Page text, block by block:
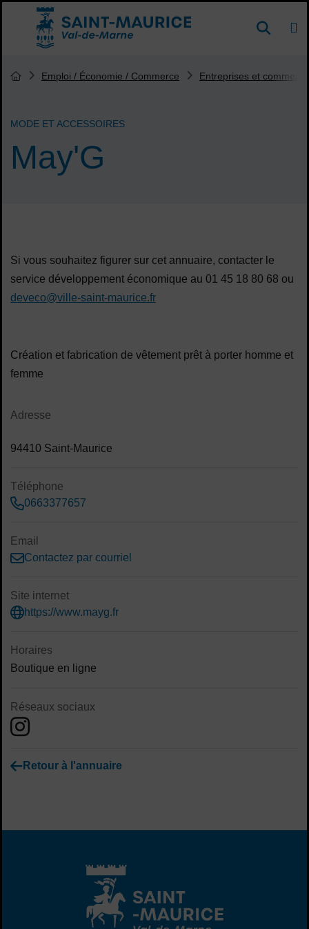
Menu de raccourcis
Accueil ville de Saint-Maurice DE
May'G
MODE ET ACCESSOIRES
Vous êtes ici :
Page d'accueil du site
Emploi / Économie / Commerce Entreprises et
Si vous souhaitez figurer sur cet annuaire, contacter le
service développement économique au 01 45 18 80 68 ou
deveco@ville-saint-maurice.fr
Contenu de la fiche d'annuaire
Création et fabrication de vêtement prêt à porter homme et
femme
Adresse
94410 Saint-Maurice
Téléphone
0663377657
Email
Contactez par courriel
Site internet
https://www.mayg.fr
Horaires
Boutique en ligne
Réseaux sociaux
Retour à l'annuaire